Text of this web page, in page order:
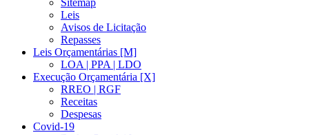
Sitemap
Leis
Avisos de Licitação
Repasses
Leis Orçamentárias [M]
LOA | PPA | LDO
Execução Orçamentária [X]
RREO | RGF
Receitas
Despesas
Covid-19